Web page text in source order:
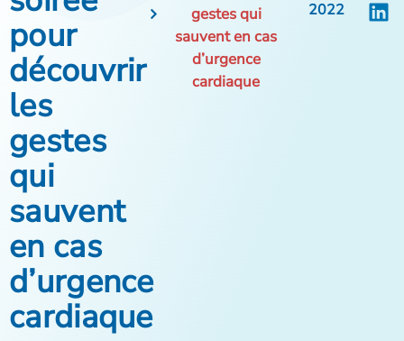
pour
découvrir
les
gestes
qui
sauvent
en cas
d’urgence
cardiaque
gestes qui
sauvent en cas
d’urgence
cardiaque
2022